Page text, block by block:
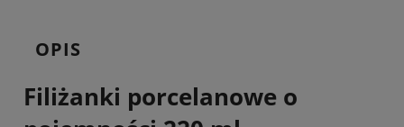
OPIS
Filiżanki porcelanowe o